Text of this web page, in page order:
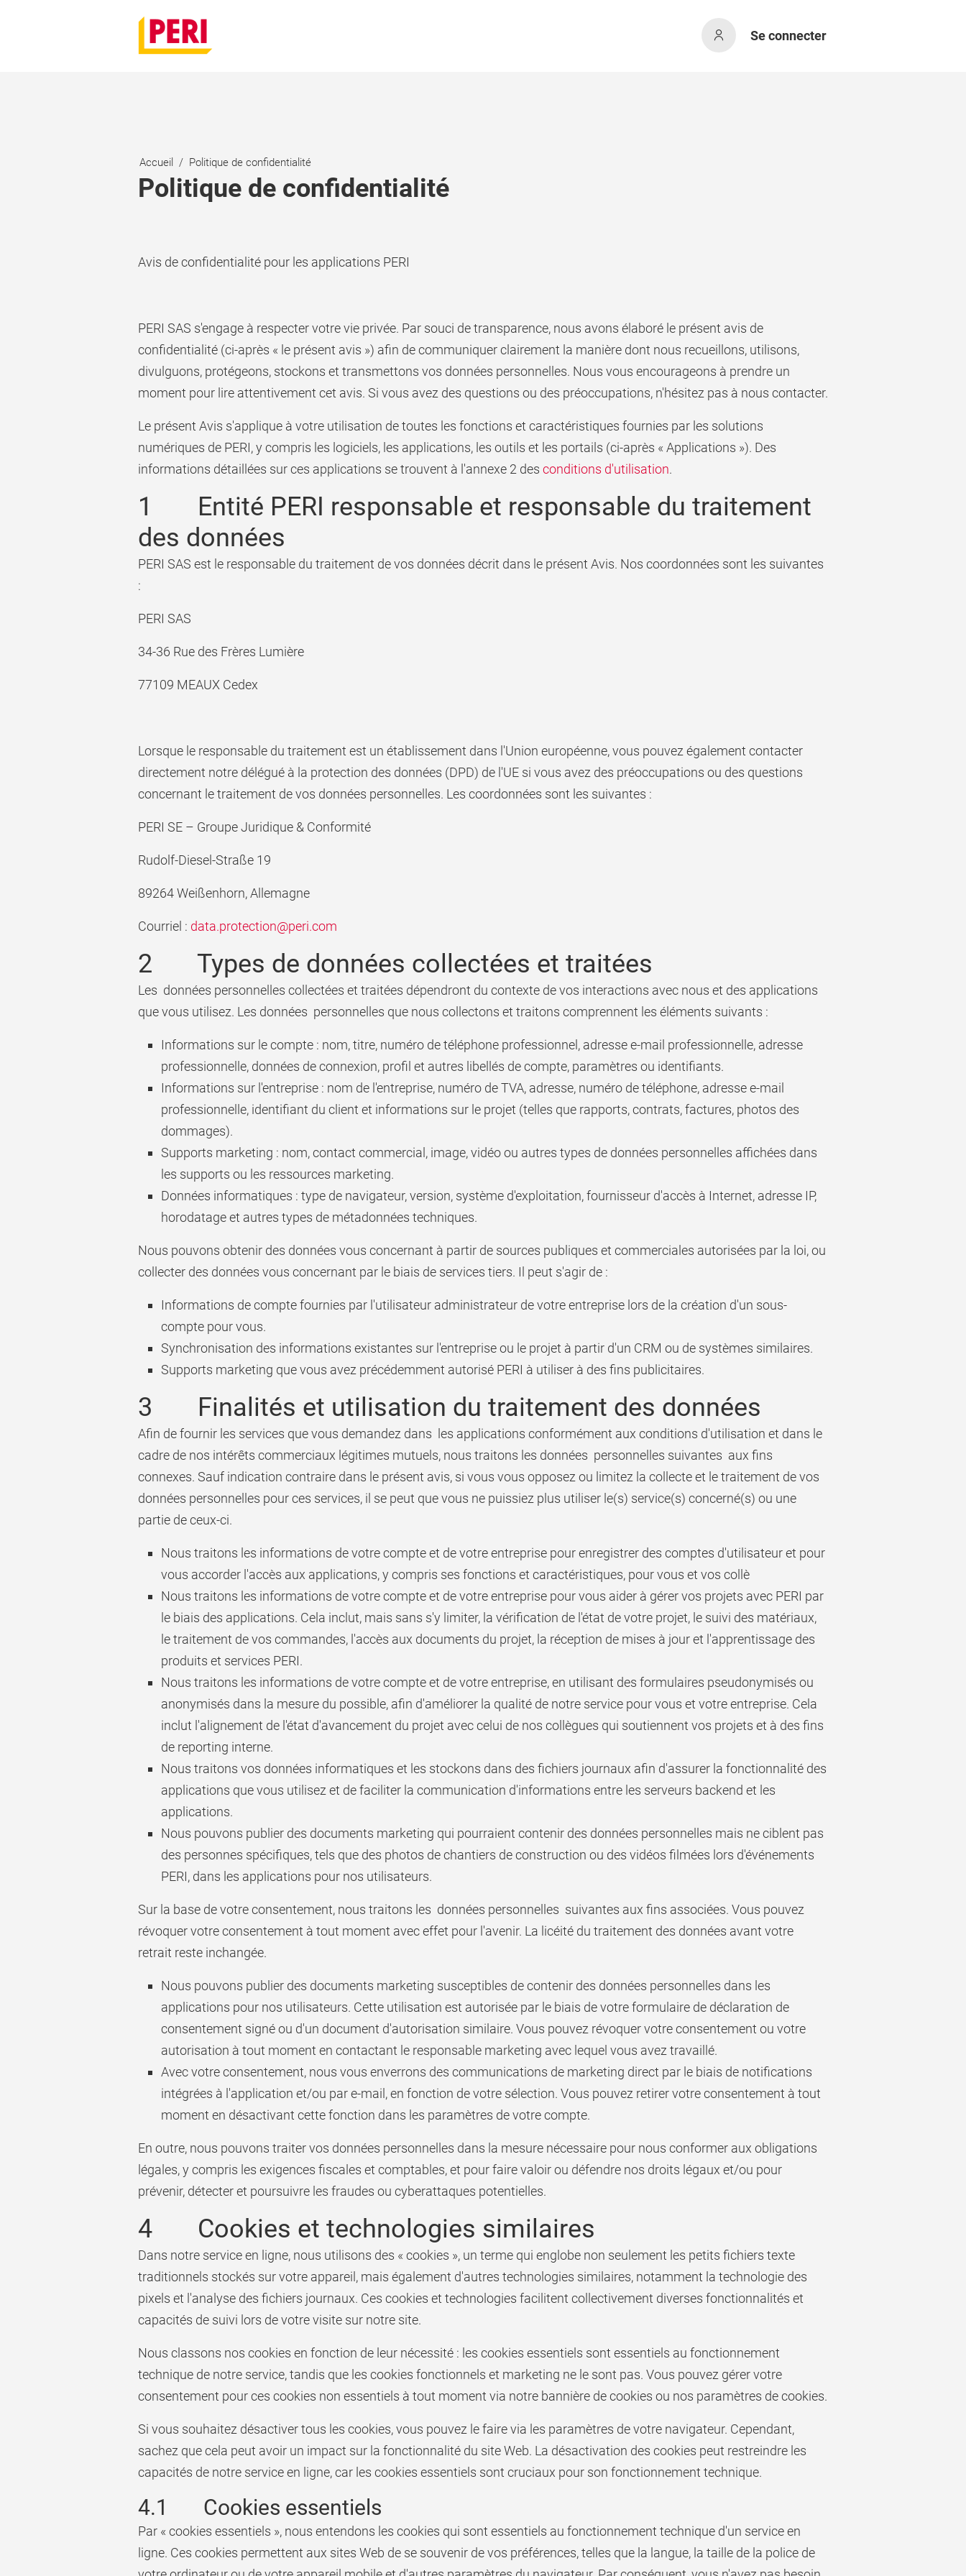
Se connecter
Accueil Politique de confidentialité
Politique de confidentialité
Avis de confidentialité pour les applications PERI
PERI SAS s'engage à respecter votre vie privée. Par souci de transparence, nous avons élaboré le présent avis de
confidentialité (ci-après « le présent avis ») afin de communiquer clairement la manière dont nous recueillons, utilisons,
divulguons, protégeons, stockons et transmettons vos données personnelles. Nous vous encourageons à prendre un
moment pour lire attentivement cet avis. Si vous avez des questions ou des préoccupations, n'hésitez pas à nous contacter.
Le présent Avis s'applique à votre utilisation de toutes les fonctions et caractéristiques fournies par les solutions
numériques de PERI, y compris les logiciels, les applications, les outils et les portails (ci-après « Applications »). Des
informations détaillées sur ces applications se trouvent à l'annexe 2 des conditions d'utilisation.
1 Entité PERI responsable et responsable du traitement
des données
PERI SAS est le responsable du traitement de vos données décrit dans le présent Avis. Nos coordonnées sont les suivantes
:
PERI SAS
34-36 Rue des Frères Lumière
77109 MEAUX Cedex
Lorsque le responsable du traitement est un établissement dans l'Union européenne, vous pouvez également contacter
directement notre délégué à la protection des données (DPD) de l'UE si vous avez des préoccupations ou des questions
concernant le traitement de vos données personnelles. Les coordonnées sont les suivantes :
PERI SE – Groupe Juridique & Conformité
Rudolf-Diesel-Straße 19
89264 Weißenhorn, Allemagne
Courriel : data.protection@peri.com
2 Types de données collectées et traitées
Les données personnelles collectées et traitées dépendront du contexte de vos interactions avec nous et des applications
que vous utilisez. Les données personnelles que nous collectons et traitons comprennent les éléments suivants :
Informations sur le compte : nom, titre, numéro de téléphone professionnel, adresse e-mail professionnelle, adresse
professionnelle, données de connexion, profil et autres libellés de compte, paramètres ou identifiants.
Informations sur l'entreprise : nom de l'entreprise, numéro de TVA, adresse, numéro de téléphone, adresse e-mail
professionnelle, identifiant du client et informations sur le projet (telles que rapports, contrats, factures, photos des
dommages).
Supports marketing : nom, contact commercial, image, vidéo ou autres types de données personnelles affichées dans
les supports ou les ressources marketing.
Données informatiques : type de navigateur, version, système d'exploitation, fournisseur d'accès à Internet, adresse IP,
horodatage et autres types de métadonnées techniques.
Nous pouvons obtenir des données vous concernant à partir de sources publiques et commerciales autorisées par la loi, ou
collecter des données vous concernant par le biais de services tiers. Il peut s'agir de :
Informations de compte fournies par l'utilisateur administrateur de votre entreprise lors de la création d'un sous-
compte pour vous.
Synchronisation des informations existantes sur l'entreprise ou le projet à partir d'un CRM ou de systèmes similaires.
Supports marketing que vous avez précédemment autorisé PERI à utiliser à des fins publicitaires.
3 Finalités et utilisation du traitement des données
Afin de fournir les services que vous demandez dans les applications conformément aux conditions d'utilisation et dans le
cadre de nos intérêts commerciaux légitimes mutuels, nous traitons les données personnelles suivantes aux fins
connexes. Sauf indication contraire dans le présent avis, si vous vous opposez ou limitez la collecte et le traitement de vos
données personnelles pour ces services, il se peut que vous ne puissiez plus utiliser le(s) service(s) concerné(s) ou une
partie de ceux-ci.
Nous traitons les informations de votre compte et de votre entreprise pour enregistrer des comptes d'utilisateur et pour
vous accorder l'accès aux applications, y compris ses fonctions et caractéristiques, pour vous et vos collè
Nous traitons les informations de votre compte et de votre entreprise pour vous aider à gérer vos projets avec PERI par
le biais des applications. Cela inclut, mais sans s'y limiter, la vérification de l'état de votre projet, le suivi des matériaux,
le traitement de vos commandes, l'accès aux documents du projet, la réception de mises à jour et l'apprentissage des
produits et services PERI.
Nous traitons les informations de votre compte et de votre entreprise, en utilisant des formulaires pseudonymisés ou
anonymisés dans la mesure du possible, afin d'améliorer la qualité de notre service pour vous et votre entreprise. Cela
inclut l'alignement de l'état d'avancement du projet avec celui de nos collègues qui soutiennent vos projets et à des fins
de reporting interne.
Nous traitons vos données informatiques et les stockons dans des fichiers journaux afin d'assurer la fonctionnalité des
applications que vous utilisez et de faciliter la communication d'informations entre les serveurs backend et les
applications.
Nous pouvons publier des documents marketing qui pourraient contenir des données personnelles mais ne ciblent pas
des personnes spécifiques, tels que des photos de chantiers de construction ou des vidéos filmées lors d'événements
PERI, dans les applications pour nos utilisateurs.
Sur la base de votre consentement, nous traitons les données personnelles suivantes aux fins associées. Vous pouvez
révoquer votre consentement à tout moment avec effet pour l'avenir. La licéité du traitement des données avant votre
retrait reste inchangée.
Nous pouvons publier des documents marketing susceptibles de contenir des données personnelles dans les
applications pour nos utilisateurs. Cette utilisation est autorisée par le biais de votre formulaire de déclaration de
consentement signé ou d'un document d'autorisation similaire. Vous pouvez révoquer votre consentement ou votre
autorisation à tout moment en contactant le responsable marketing avec lequel vous avez travaillé.
Avec votre consentement, nous vous enverrons des communications de marketing direct par le biais de notifications
intégrées à l'application et/ou par e-mail, en fonction de votre sélection. Vous pouvez retirer votre consentement à tout
moment en désactivant cette fonction dans les paramètres de votre compte.
En outre, nous pouvons traiter vos données personnelles dans la mesure nécessaire pour nous conformer aux obligations
légales, y compris les exigences fiscales et comptables, et pour faire valoir ou défendre nos droits légaux et/ou pour
prévenir, détecter et poursuivre les fraudes ou cyberattaques potentielles.
4 Cookies et technologies similaires
Dans notre service en ligne, nous utilisons des « cookies », un terme qui englobe non seulement les petits fichiers texte
traditionnels stockés sur votre appareil, mais également d'autres technologies similaires, notamment la technologie des
pixels et l'analyse des fichiers journaux. Ces cookies et technologies facilitent collectivement diverses fonctionnalités et
capacités de suivi lors de votre visite sur notre site.
Nous classons nos cookies en fonction de leur nécessité : les cookies essentiels sont essentiels au fonctionnement
technique de notre service, tandis que les cookies fonctionnels et marketing ne le sont pas. Vous pouvez gérer votre
consentement pour ces cookies non essentiels à tout moment via notre bannière de cookies ou nos paramètres de cookies.
Si vous souhaitez désactiver tous les cookies, vous pouvez le faire via les paramètres de votre navigateur. Cependant,
sachez que cela peut avoir un impact sur la fonctionnalité du site Web. La désactivation des cookies peut restreindre les
capacités de notre service en ligne, car les cookies essentiels sont cruciaux pour son fonctionnement technique.
4.1 Cookies essentiels
Par « cookies essentiels », nous entendons les cookies qui sont essentiels au fonctionnement technique d'un service en
ligne. Ces cookies permettent aux sites Web de se souvenir de vos préférences, telles que la langue, la taille de la police de